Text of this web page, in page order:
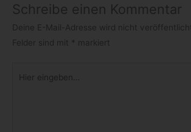
Schreibe einen Kommentar
Deine E-Mail-Adresse wird nicht veröffentlicht.
Felder sind mit
* markiert
eingeben…